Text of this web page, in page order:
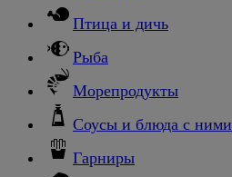
Птица и дичь
Рыба
Морепродукты
Соусы и блюда с ними
Гарниры